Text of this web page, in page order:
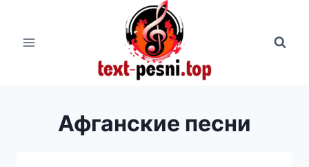
содержимому
Афганские песни